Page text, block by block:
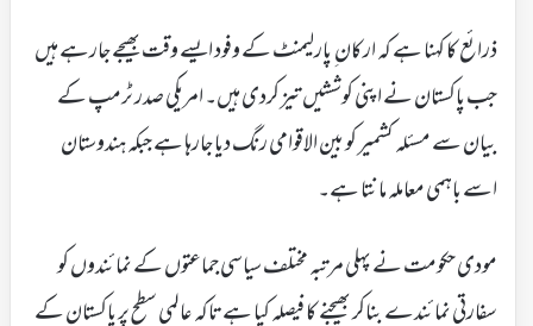
ذرائع کا کہنا ہے کہ ارکان ِ پارلیمنٹ کے وفود ایسے وقت بھیجے جارہے ہیں
جب پاکستان نے اپنی کوششیں تیز کردی ہیں۔ امریکی صدر ٹرمپ کے
بیان سے مسئلہ کشمیر کو بین الاقوامی رنگ دیا جارہا ہے جبکہ ہندوستان
اسے باہمی معاملہ مانتا ہے۔
مودی حکومت نے پہلی مرتبہ مختلف سیاسی جماعتوں کے نمائندوں کو
سفارتی نمائندے بناکر بھیجنے کا فیصلہ کیا ہے تاکہ عالمی سطح پر پاکستان کے